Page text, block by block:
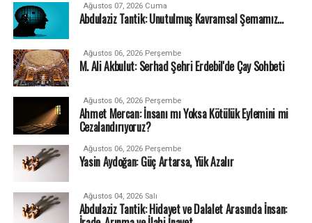
Ağustos 07, 2026 Cuma
Abdulaziz Tantik: Unutulmuş Kavramsal Şemamız…
Ağustos 06, 2026 Perşembe
M. Ali Akbulut: Serhad Şehri Erdebil'de Çay Sohbeti
Ağustos 06, 2026 Perşembe
Ahmet Mercan: İnsanı mı Yoksa Kötülük Eylemini mi
Cezalandırıyoruz?
Ağustos 06, 2026 Perşembe
Yasin Aydoğan: Güç Artarsa, Yük Azalır
Ağustos 04, 2026 Salı
Abdulaziz Tantik: Hidayet ve Dalalet Arasında İnsan: